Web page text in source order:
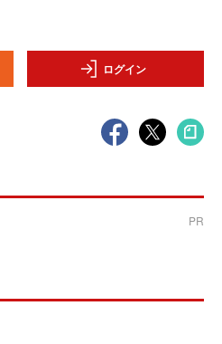
ログイン
PR